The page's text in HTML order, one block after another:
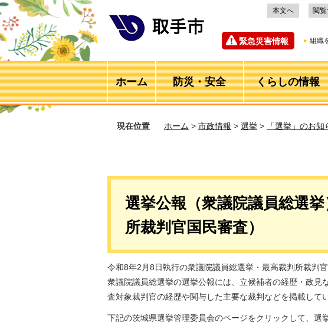
本文へ 閲
緊急災害情報 組織
ホーム 防災・安全 くらしの情報
現在位置 ホーム > 市政情報 > 選挙 > 「選挙」のお知
選挙公報（衆議院議員総選
所裁判官国民審査）
令和8年2月8日執行の衆議院議員総選挙・最高裁判所裁判
衆議院議員総選挙の選挙公報には、立候補者の経歴・政
査対象裁判官の経歴や関与した主要な裁判などを掲載して
下記の茨城県選挙管理委員会のページをクリックして、選